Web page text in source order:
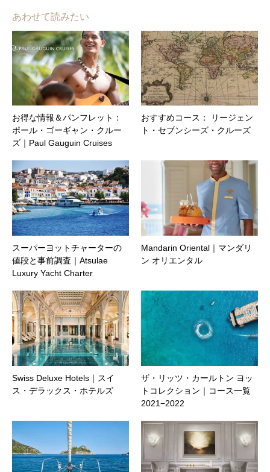
あわせて読みたい
お得な情報＆パンフレット：
ポール・ゴーギャン・クルー
ズ｜Paul Gauguin Cruises
おすすめコース： リージェン
ト・セブンシーズ・クルーズ
スーパーヨットチャーターの
値段と事前調査｜Atsulae
Luxury Yacht Charter
Mandarin Oriental｜マンダリ
ン オリエンタル
Swiss Deluxe Hotels｜スイ
ス・デラックス・ホテルズ
ザ・リッツ・カールトン ヨッ
トコレクション｜コース一覧
2021−2022